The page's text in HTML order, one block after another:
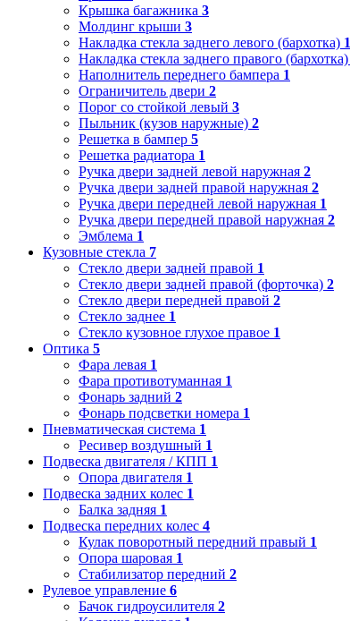
Крышка багажника 3
Молдинг крыши 3
Накладка стекла заднего левого (бархотка) 1
Накладка стекла заднего правого (бархотка)
Наполнитель переднего бампера 1
Ограничитель двери 2
Порог со стойкой левый 3
Пыльник (кузов наружные) 2
Решетка в бампер 5
Решетка радиатора 1
Ручка двери задней левой наружная 2
Ручка двери задней правой наружная 2
Ручка двери передней левой наружная 1
Ручка двери передней правой наружная 2
Эмблема 1
Кузовные стекла 7
Стекло двери задней правой 1
Стекло двери задней правой (форточка) 2
Стекло двери передней правой 2
Стекло заднее 1
Стекло кузовное глухое правое 1
Оптика 5
Фара левая 1
Фара противотуманная 1
Фонарь задний 2
Фонарь подсветки номера 1
Пневматическая система 1
Ресивер воздушный 1
Подвеска двигателя / КПП 1
Опора двигателя 1
Подвеска задних колес 1
Балка задняя 1
Подвеска передних колес 4
Кулак поворотный передний правый 1
Опора шаровая 1
Стабилизатор передний 2
Рулевое управление 6
Бачок гидроусилителя 2